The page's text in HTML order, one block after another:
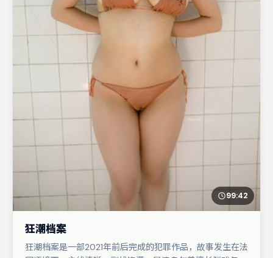
99:42
狂潮档案
狂潮档案是一部2021年前后完成的犯罪作品，故事发生在法